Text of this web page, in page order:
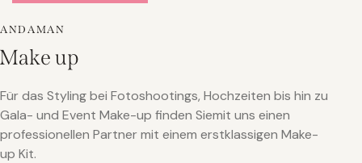
ANDAMAN
Make up
Für das Styling bei Fotoshootings, Hochzeiten bis hin zu
Gala- und Event Make-up finden Siemit uns einen
professionellen Partner mit einem erstklassigen Make-
up Kit.